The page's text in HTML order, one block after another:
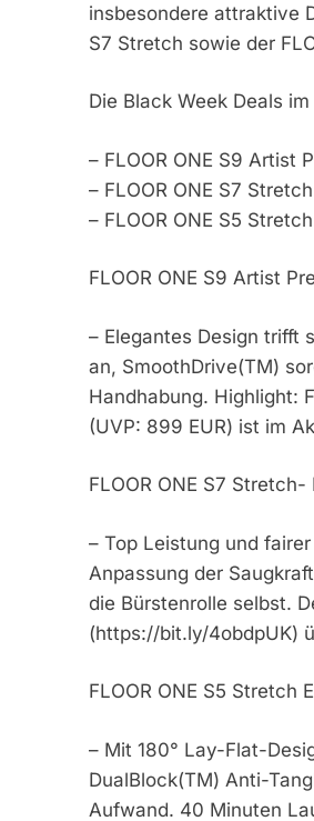
insbesondere attraktive
S7 Stretch sowie der
Die Black Week Deals
– FLOOR ONE S9 Artist
– FLOOR ONE S7
– FLOOR ONE S5
FLOOR ONE S9 Artist
– Elegantes Design trifft
an, SmoothDrive(TM)
Handhabung. Highlight:
(UVP: 899 EUR) ist im
FLOOR ONE S7
– Top Leistung und
Anpassung der
die Bürstenrolle selbst.
(https://bit.ly/4obdpUK)
FLOOR ONE S5 Stretch
– Mit 180° Lay-Flat-
DualBlock(TM) Anti-
Aufwand. 40 Minuten